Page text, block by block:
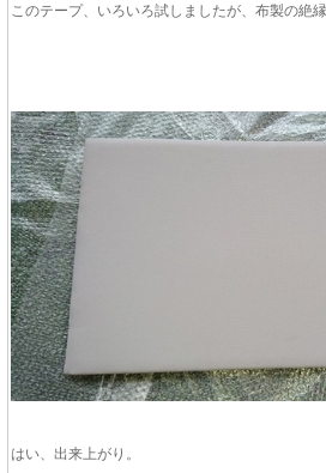
このテープ、いろいろ試しましたが、布製の絶
はい、出来上がり。